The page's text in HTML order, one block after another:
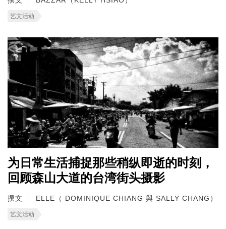
艺文活动
为日常生活捕捉那些稍纵即逝的时刻，
回顾森山大道的台湾街头摄影
撰文 ELLE（ DOMINIQUE CHIANG 與 SALLY CHANG）
艺文活动